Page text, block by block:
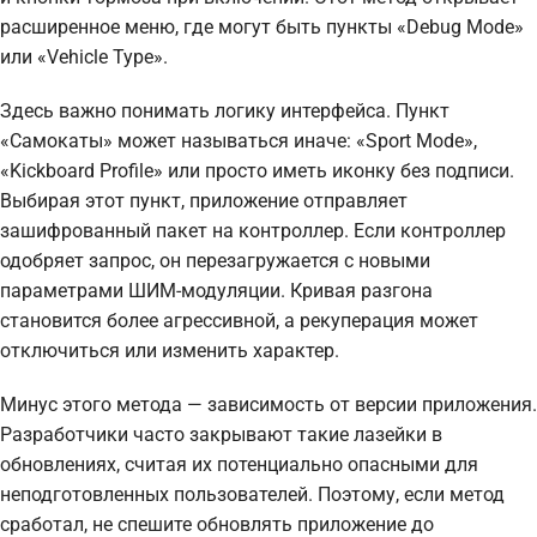
расширенное меню, где могут быть пункты «Debug Mode»
или «Vehicle Type».
Здесь важно понимать логику интерфейса. Пункт
«Самокаты» может называться иначе: «Sport Mode»,
«Kickboard Profile» или просто иметь иконку без подписи.
Выбирая этот пункт, приложение отправляет
зашифрованный пакет на контроллер. Если контроллер
одобряет запрос, он перезагружается с новыми
параметрами ШИМ-модуляции. Кривая разгона
становится более агрессивной, а рекуперация может
отключиться или изменить характер.
Минус этого метода — зависимость от версии приложения.
Разработчики часто закрывают такие лазейки в
обновлениях, считая их потенциально опасными для
неподготовленных пользователей. Поэтому, если метод
сработал, не спешите обновлять приложение до